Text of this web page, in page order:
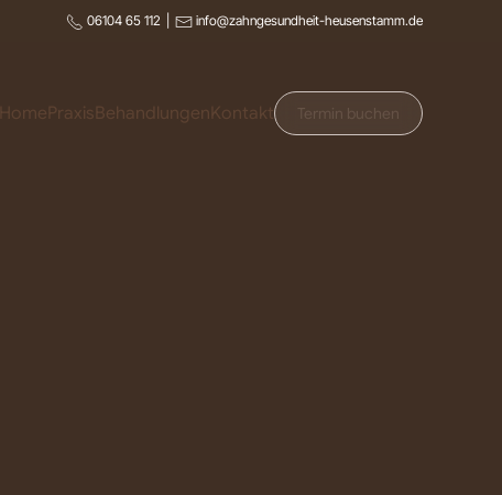
06104 65 112 info@zahngesundheit-heusenstamm.de
HomePraxisBehandlungenKontakt Termin buchen